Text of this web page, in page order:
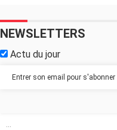
NEWSLETTERS
Actu du jour
...